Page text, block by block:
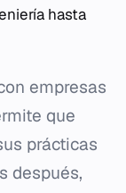
hasta
empresas
que
prácticas
después,